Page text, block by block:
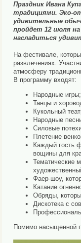
Праздник Ивана
традициями. Эко-
удивительные
пройдет 12 июля
насладиться
На фестивале,
развлечениях.
атмосферу
В программу входят:
Народные игры;
Танцы и
Кукольный
Народные
Силовые
Плетение
Каждый гость
вощины для
Тематические
Фаер-шоу,
Катание
Обряды,
Дискотека с
Помимо насыщенной